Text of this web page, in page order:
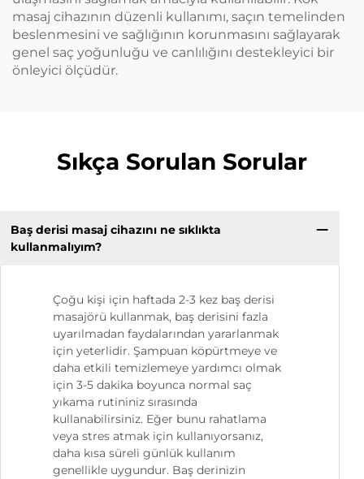
masaj cihazının düzenli kullanımı, saçın temelinden
beslenmesini ve sağlığının korunmasını sağlayarak
genel saç yoğunluğu ve canlılığını destekleyici bir
önleyici ölçüdür.
Sıkça Sorulan Sorular
Baş derisi masaj cihazını ne sıklıkta
kullanmalıyım?
Çoğu kişi için haftada 2-3 kez baş derisi
masajörü kullanmak, baş derisini fazla
uyarılmadan faydalarından yararlanmak
için yeterlidir. Şampuan köpürtmeye ve
daha etkili temizlemeye yardımcı olmak
için 3-5 dakika boyunca normal saç
yıkama rutininiz sırasında
kullanabilirsiniz. Eğer bunu rahatlama
veya stres atmak için kullanıyorsanız,
daha kısa süreli günlük kullanım
genellikle uygundur. Baş derinizin